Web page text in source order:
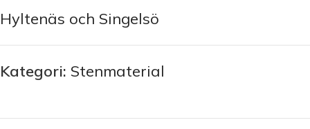
Hyltenäs och Singelsö
Kategori: Stenmaterial